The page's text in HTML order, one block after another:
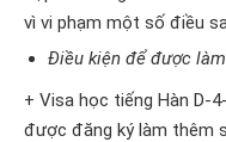
vì vi phạm một số điều
Điều kiện để được
+ Visa học tiếng Hàn D-
được đăng ký làm thêm